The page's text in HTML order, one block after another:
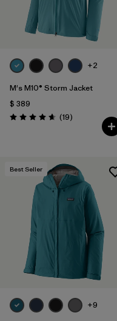
+2
M's M10® Storm Jacket
$ 389
Valoración: 4.7 / 5
(19Comentarios
)
Best Seller
+9